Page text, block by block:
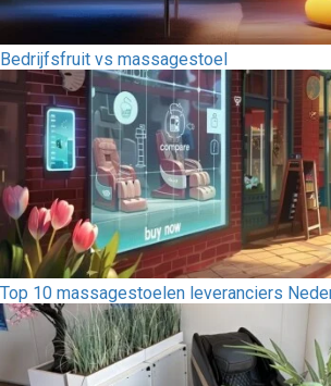
Bedrijfsfruit vs massagestoel
Top 10 massagestoelen leveranciers